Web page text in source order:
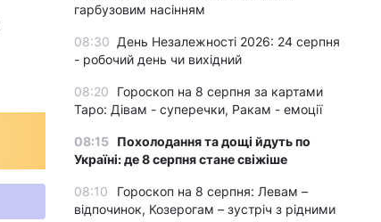
гарбузовим насінням
08:30 День Незалежності 2026: 24 серпня
- робочий день чи вихідний
08:20
Гороскоп на 8 серпня за картами
Таро: Дівам - суперечки, Ракам - емоції
08:15 Похолодання та дощі йдуть по
Україні: де 8 серпня стане свіжіше
08:10
Гороскоп на 8 серпня: Левам –
відпочинок, Козерогам – зустріч з рідними